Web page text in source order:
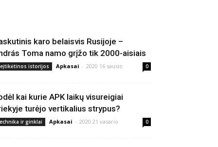
karo belaisvis Rusijoje –
Toma namo grįžo tik 2000-aisiais
istorijos Apkasai - 2020 16 sausio 0
kai kurie APK laikų visureigiai
turėjo vertikalius strypus?
ir ginklai Apkasai - 2020 21 vasario 0